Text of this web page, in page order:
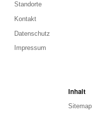
Standorte
Kontakt
Datenschutz
Impressum
Inhalt
Sitemap